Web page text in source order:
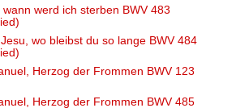
wann werd ich sterben BWV 483
wo bleibst du so lange BWV 484
Herzog der Frommen BWV 123
Herzog der Frommen BWV 485